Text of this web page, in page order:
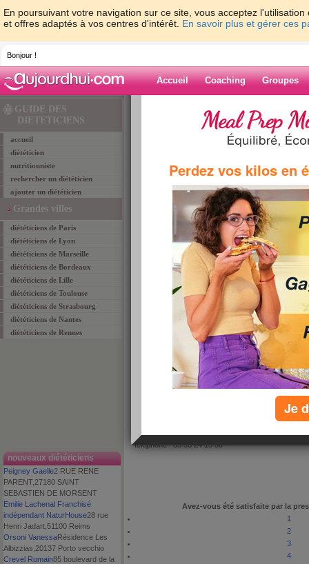
En poursuivant votre navigation sur ce site, vous acceptez
et offres adaptés à vos centres d'intérêt. En savoir plus et gérer ces
Bonjour !
Accueil Coaching Groupes
GUIDE DES
DIETETICIENS
accueil
diététicien
nutritionniste
rechercher un diététicien
ajouter un diététicien
Grandes villes
diététiciens de Paris
diététiciens de Lyon
diététiciens de Marseille
diététiciens de Bordeaux
diététiciens de Lille
diététiciens de Toulouse
diététiciens de Strasbourg
diététiciens de Nantes
diététiciens de Rennes
nouveaux diététiciens
Peigney Gaelle2 RUE RENE
PARENT,27180 SAINT
SEBASTIEN DE MORSENT
Emilie Lachenal Franchisé
indépendant NaturHouse28 rue
Henri Jadart,51100 Reims
Orsoni VanessaRésidence Les
Albizzias,20137 Porto vecchio
Crevel Romain85 boulevard de la
> pascal severine
PASCAL SEVERINE
Equipe Aujourdhui.com
le : 7 avril 2009
appréciation :
0 fois
18, avenue professeur Albert Calmette
ville
BERGERAC
téléphone
05 53 24 13 80
Avez-vous été satisfaite par la
1
2
3
4
Perdez vos kilos en
Je